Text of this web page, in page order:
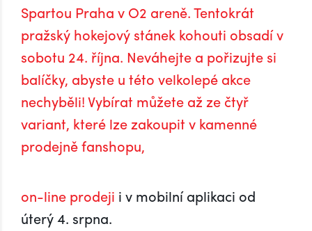
Spartou Praha v O2 areně. Tentokrát
pražský hokejový stánek kohouti obsadí v
sobotu 24. října. Neváhejte a pořizujte si
balíčky, abyste u této velkolepé akce
nechyběli! Vybírat můžete až ze čtyř
variant, které lze zakoupit v kamenné
prodejně fanshopu,
on-line prodeji i v mobilní aplikaci od
úterý 4. srpna.